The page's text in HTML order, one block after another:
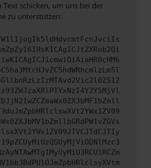
Text schicken, um uns bei der
zu unterstützen: